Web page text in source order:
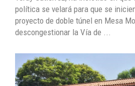
política se velará para que se
proyecto de doble túnel en Mesa
descongestionar la Vía de ...